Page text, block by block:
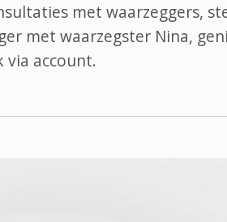
met waarzeggers,
met waarzegster Nina,
via account.